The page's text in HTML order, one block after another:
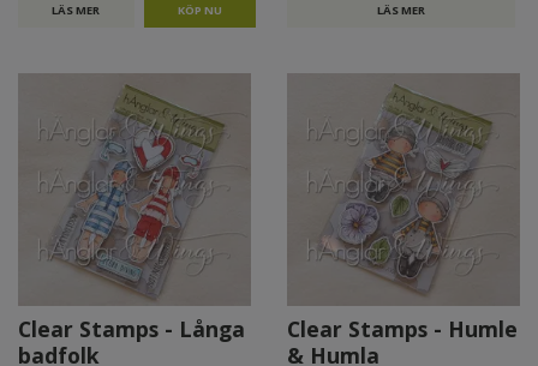
LÄS MER LÄS MER
Clear Stamps - Långa
badfolk
Clear Stamps - Humle
& Humla